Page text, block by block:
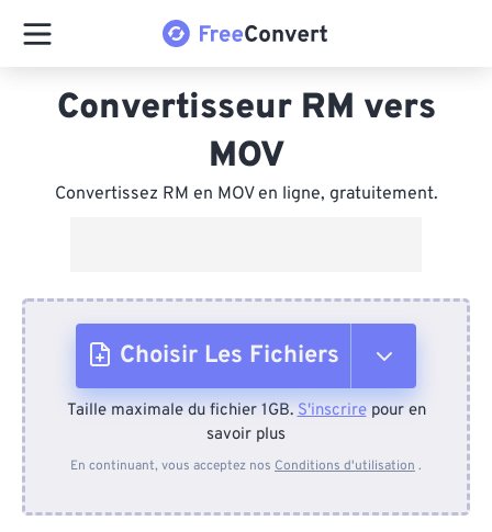
Convertisseur RM vers
MOV
Convertissez RM en MOV en ligne, gratuitement.
Choisir Les Fichiers
Depuis l'appareil
Taille maximale du fichier 1GB.S'inscrirepour en
savoir plus
En continuant, vous acceptez nos Conditions d'utilisation .